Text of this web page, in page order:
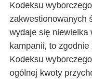
Kodeksu
zakwestionowanych
wydaje się niewielka
kampanii, to
Kodeksu
ogólnej kwoty